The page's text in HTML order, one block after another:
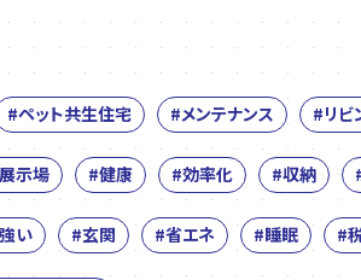
#ペット共生住宅 #メンテナンス #リビ
示場 #健康 #効率化 #収納
い #玄関 #省エネ #睡眠 #